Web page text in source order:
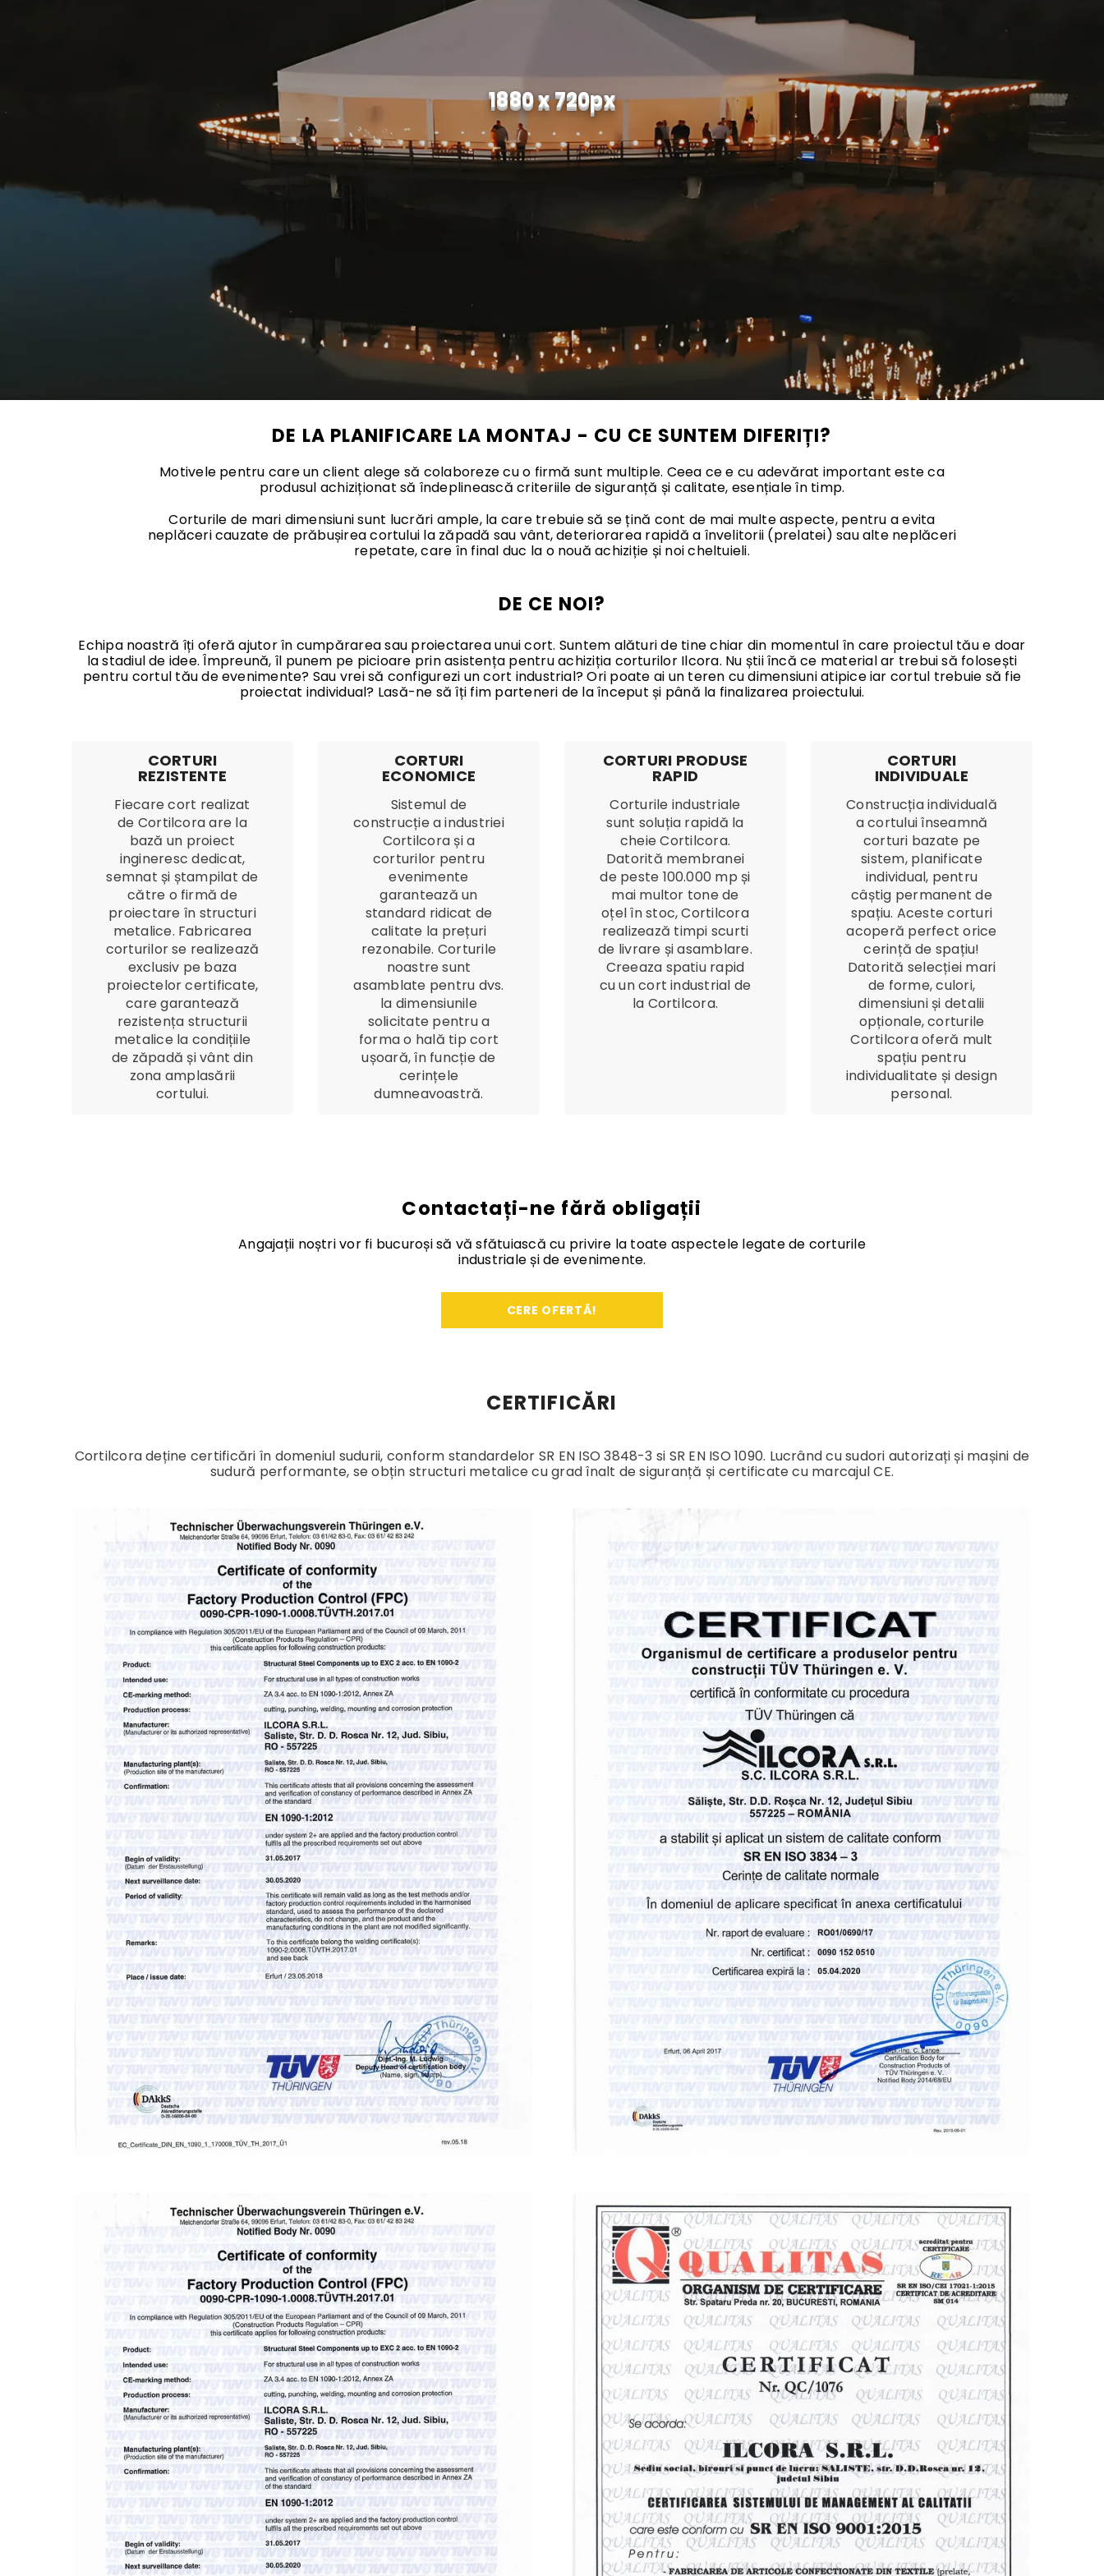
1880 x 720px
DE LA PLANIFICARE LA MONTAJ - CU CE SUNTEM DIFERIȚI?
Motivele pentru care un client alege să colaboreze cu o firmă sunt multiple. Ceea ce e cu adevărat important este ca
produsul achiziționat să îndeplinească criteriile de siguranță și calitate, esențiale în timp.
Corturile de mari dimensiuni sunt lucrări ample, la care trebuie să se țină cont de mai multe aspecte, pentru a evita
neplăceri cauzate de prăbușirea cortului la zăpadă sau vânt, deteriorarea rapidă a învelitorii (prelatei) sau alte neplăceri
repetate, care în final duc la o nouă achiziție și noi cheltuieli.
DE CE NOI?
Echipa noastră îți oferă ajutor în cumpărarea sau proiectarea unui cort. Suntem alături de tine chiar din momentul în care proiectul tău e doar
la stadiul de idee. Împreună, îl punem pe picioare prin asistența pentru achiziția corturilor Ilcora. Nu știi încă ce material ar trebui să folosești
pentru cortul tău de evenimente? Sau vrei să configurezi un cort industrial? Ori poate ai un teren cu dimensiuni atipice iar cortul trebuie să fie
proiectat individual? Lasă-ne să îți fim parteneri de la început și până la finalizarea proiectului.
CORTURI
REZISTENTE
Fiecare cort realizat
de Cortilcora are la
bază un proiect
ingineresc dedicat,
semnat și ștampilat de
către o firmă de
proiectare în structuri
metalice. Fabricarea
corturilor se realizează
exclusiv pe baza
proiectelor certificate,
care garantează
rezistența structurii
metalice la condițiile
de zăpadă și vânt din
zona amplasării
cortului.
CORTURI
ECONOMICE
Sistemul de
construcție a industriei
Cortilcora și a
corturilor pentru
evenimente
garantează un
standard ridicat de
calitate la prețuri
rezonabile. Corturile
noastre sunt
asamblate pentru dvs.
la dimensiunile
solicitate pentru a
forma o hală tip cort
ușoară, în funcție de
cerințele
dumneavoastră.
CORTURI PRODUSE
RAPID
Corturile industriale
sunt soluția rapidă la
cheie Cortilcora.
Datorită membranei
de peste 100.000 mp și
mai multor tone de
oțel în stoc, Cortilcora
realizează timpi scurti
de livrare și asamblare.
Creeaza spatiu rapid
cu un cort industrial de
la Cortilcora.
CORTURI
INDIVIDUALE
Construcția individuală
a cortului înseamnă
corturi bazate pe
sistem, planificate
individual, pentru
câștig permanent de
spațiu. Aceste corturi
acoperă perfect orice
cerință de spațiu!
Datorită selecției mari
de forme, culori,
dimensiuni și detalii
opționale, corturile
Cortilcora oferă mult
spațiu pentru
individualitate și design
personal.
Contactați-ne fără obligații
Angajații noștri vor fi bucuroși să vă sfătuiască cu privire la toate aspectele legate de corturile
industriale și de evenimente.
CERE OFERTĂ!
CERTIFICĂRI
Cortilcora deține certificări în domeniul sudurii, conform standardelor SR EN ISO 3848-3 si SR EN ISO 1090. Lucrând cu sudori autorizați și mașini de
sudură performante, se obțin structuri metalice cu grad înalt de siguranță și certificate cu marcajul CE.